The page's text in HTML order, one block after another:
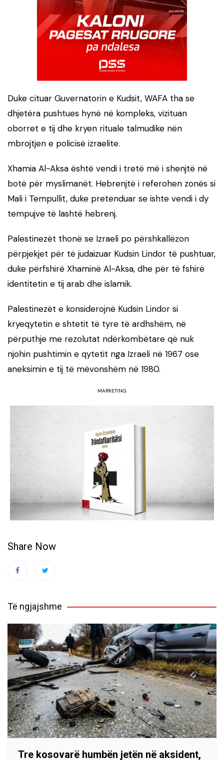
Duke cituar Guvernatorin e Kudsit, WAFA tha se
dhjetëra pushtues hynë në kompleks, vizituan
oborret e tij dhe kryen rituale talmudike nën
mbrojtjen e policisë izraelite.
Xhamia Al-Aksa është vendi i tretë më i shenjtë në
botë për myslimanët. Hebrenjtë i referohen zonës si
Mali i Tempullit, duke pretenduar se ishte vendi i dy
tempujve të lashtë hebrenj.
Palestinezët thonë se Izraeli po përshkallëzon
përpjekjet për të judaizuar Kudsin Lindor të pushtuar,
duke përfshirë Xhaminë Al-Aksa, dhe për të fshirë
identitetin e tij arab dhe islamik.
Palestinezët e konsiderojnë Kudsin Lindor si
kryeqytetin e shtetit të tyre të ardhshëm, në
përputhje me rezolutat ndërkombëtare që nuk
njohin pushtimin e qytetit nga Izraeli në 1967 ose
aneksimin e tij të mëvonshëm në 1980.
MARKETING
Share Now
Të ngjajshme
Tre kosovarë humbën jetën në aksident,